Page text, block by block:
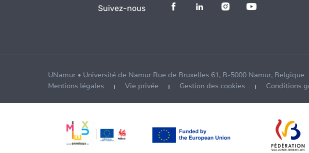
Suivez-nous
UNamur • Université de Namur Rue de Bruxelles 61, B-5000 Namur, Belgique
Mentions légales
Vie privée Gestion des cookies Conditions